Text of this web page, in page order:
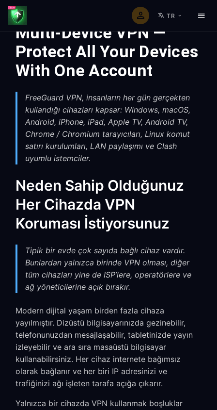
TR
Multi-Device VPN —
Protect All Your Devices
With One Account
FreeGuard VPN, insanların her gün gerçekten
kullandığı cihazları kapsar: Windows, macOS,
Android, iPhone, iPad, Apple TV, Android TV,
Chrome / Chromium tarayıcıları, Linux komut
satırı kurulumları, LAN paylaşımı ve Clash
uyumlu istemciler.
Neden Sahip Olduğunuz
Her Cihazda VPN
Koruması İstiyorsunuz
Tipik bir evde çok sayıda bağlı cihaz vardır.
Bunlardan yalnızca birinde VPN olması, diğer
tüm cihazları yine de ISP’lere, operatörlere ve
ağ yöneticilerine açık bırakır.
Modern dijital yaşam birden fazla cihaza
yayılmıştır. Dizüstü bilgisayarınızda gezinebilir,
telefonunuzdan mesajlaşabilir, tabletinizde yayın
izleyebilir ve ara sıra masaüstü bilgisayar
kullanabilirsiniz. Her cihaz internete bağımsız
olarak bağlanır ve her biri IP adresinizi ve
trafiğinizi ağı işleten tarafa açığa çıkarır.
Yalnızca bir cihazda VPN kullanmak boşluklar